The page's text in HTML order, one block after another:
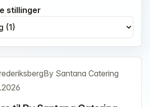
stillinger
By Santana Catering